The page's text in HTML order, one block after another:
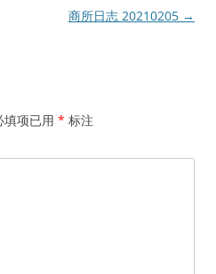
商所日志 20210205 →
填项已用 * 标注